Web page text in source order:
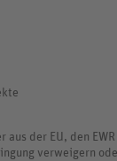
der EU, den
verweigern